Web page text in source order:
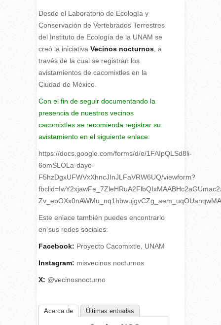
Desde el Laboratorio de Ecología y
Conservación de Vertebrados Terrestres
del Instituto de Ecología de la UNAM se
creó la iniciativa Vecinos nocturnos, a
través de la cual se registran los
avistamientos de cacomixtles en la
Ciudad de México.
Con el fin de seguir documentando la
presencia de nuestros vecinos
cacomixtles se recomienda registrar su
avistamiento en el siguiente enlace:
https://docs.google.com/forms/d/e/1FAIpQLSd8li-
6omSLOLa-dayo-
F5hzDgxUFWVxXhncJInJLFaVRW6UQ/viewform?
Este enlace también puedes encontrarlo
en sus redes sociales:
Facebook: Proyecto Cacomixtle, UNAM
Instagram: misvecinos nocturnos
X: @vecinosnocturno
Acerca de Últimas entradas